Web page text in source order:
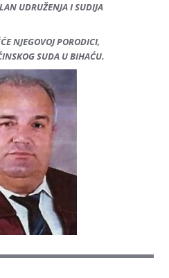
UDRUŽENJA I SUDIJA
NJEGOVOJ PORODICI,
SUDA U BIHAĆU.